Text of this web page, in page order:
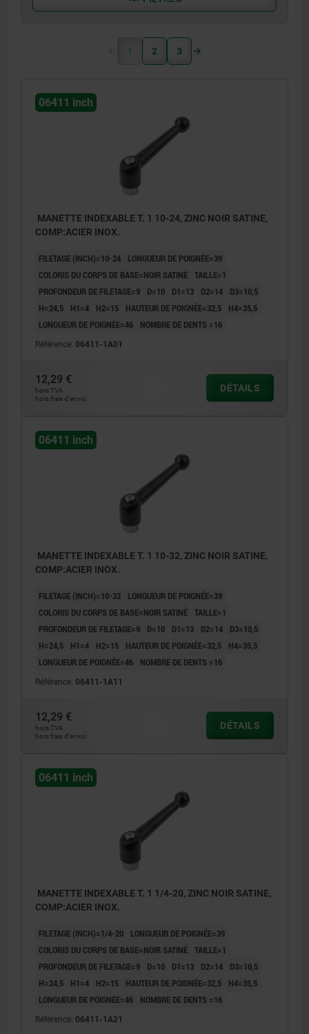
1 2 3
06411 inch
MANETTE INDEXABLE T. 1 10-24, ZINC NOIR SATINE,
COMP:ACIER INOX.
FILETAGE (INCH)=10-24
LONGUEUR DE POIGNÉE=39
COLORIS DU CORPS DE BASE=NOIR SATINÉ TAILLE=1
PROFONDEUR DE FILETAGE=9
D=10 D1=13 D2=14
D3=10,5
H=24,5
H1=4 H2=15 HAUTEUR DE POIGNÉE=32,5
H4=35,5
LONGUEUR DE POIGNÉE=46
NOMBRE DE DENTS =16
Référence: 06411-1A01
12,29 €
hors TVA
hors frais d’envoi
DÉTAILS
06411 inch
MANETTE INDEXABLE T. 1 10-32, ZINC NOIR SATINE,
COMP:ACIER INOX.
FILETAGE (INCH)=10-32
LONGUEUR DE POIGNÉE=39
COLORIS DU CORPS DE BASE=NOIR SATINÉ TAILLE=1
PROFONDEUR DE FILETAGE=9
D=10 D1=13 D2=14
D3=10,5
H=24,5
H1=4 H2=15 HAUTEUR DE POIGNÉE=32,5
H4=35,5
LONGUEUR DE POIGNÉE=46
NOMBRE DE DENTS =16
Référence: 06411-1A11
12,29 €
hors TVA
hors frais d’envoi
DÉTAILS
06411 inch
MANETTE INDEXABLE T. 1 1/4-20, ZINC NOIR SATINE,
COMP:ACIER INOX.
FILETAGE (INCH)=1/4-20
LONGUEUR DE POIGNÉE=39
COLORIS DU CORPS DE BASE=NOIR SATINÉ TAILLE=1
PROFONDEUR DE FILETAGE=9
D=10 D1=13 D2=14
D3=10,5
H=24,5
H1=4 H2=15 HAUTEUR DE POIGNÉE=32,5
H4=35,5
LONGUEUR DE POIGNÉE=46
NOMBRE DE DENTS =16
Référence: 06411-1A21